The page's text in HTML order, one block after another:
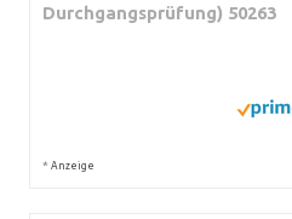
Durchgangsprüfung) 50263
* Anzeige